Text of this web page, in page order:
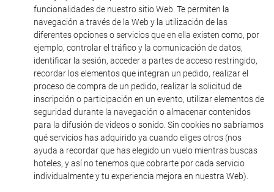
funcionalidades de nuestro sitio Web. Te permiten la
navegación a través de la Web y la utilización de las
diferentes opciones o servicios que en ella existen como, por
ejemplo, controlar el tráfico y la comunicación de datos,
identificar la sesión, acceder a partes de acceso restringido,
recordar los elementos que integran un pedido, realizar el
proceso de compra de un pedido, realizar la solicitud de
inscripción o participación en un evento, utilizar elementos de
seguridad durante la navegación o almacenar contenidos
para la difusión de videos o sonido. Sin cookies no sabríamos
qué servicios has adquirido ya cuando eliges otros (nos
ayuda a recordar que has elegido un vuelo mientras buscas
hoteles, y así no tenemos que cobrarte por cada servicio
individualmente y tu experiencia mejora en nuestra Web).